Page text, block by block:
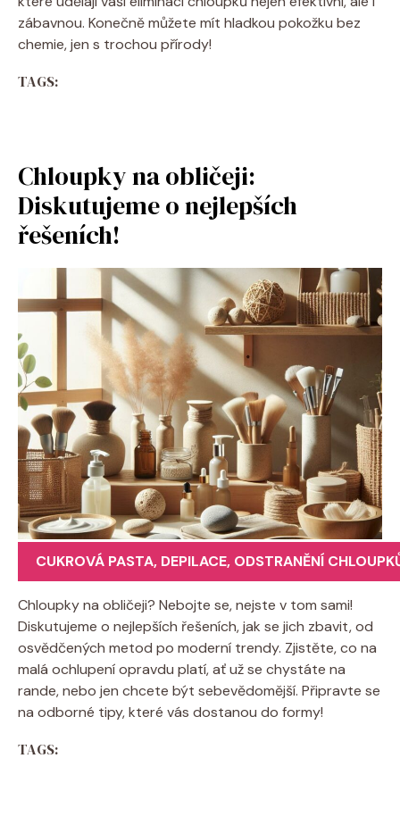
zábavnou. Konečně můžete mít hladkou pokožku bez
chemie, jen s trochou přírody!
TAGS:
Chloupky na obličeji:
Diskutujeme o nejlepších
řešeních!
CUKROVÁ PASTA, DEPILACE, ODSTRANĚNÍ
Chloupky na obličeji? Nebojte se, nejste v tom sami!
Diskutujeme o nejlepších řešeních, jak se jich zbavit, od
osvědčených metod po moderní trendy. Zjistěte, co na
malá ochlupení opravdu platí, ať už se chystáte na
rande, nebo jen chcete být sebevědomější. Připravte se
na odborné tipy, které vás dostanou do formy!
TAGS: